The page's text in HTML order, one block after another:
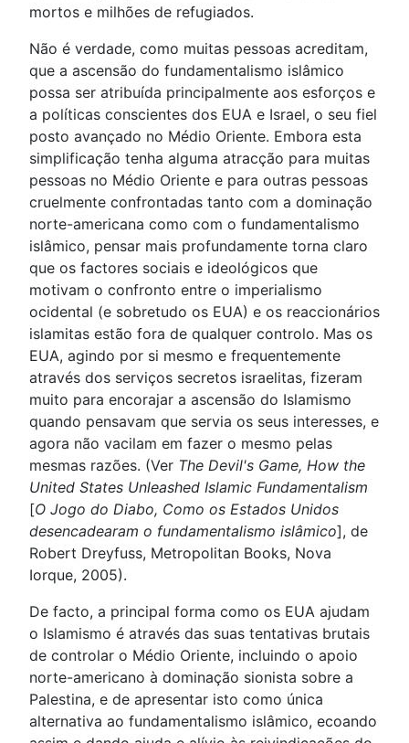
mortos e milhões de refugiados.
Não é verdade, como muitas pessoas acreditam,
que a ascensão do fundamentalismo islâmico
possa ser atribuída principalmente aos esforços e
a políticas conscientes dos EUA e Israel, o seu fiel
posto avançado no Médio Oriente. Embora esta
simplificação tenha alguma atracção para muitas
pessoas no Médio Oriente e para outras pessoas
cruelmente confrontadas tanto com a dominação
norte-americana como com o fundamentalismo
islâmico, pensar mais profundamente torna claro
que os factores sociais e ideológicos que
motivam o confronto entre o imperialismo
ocidental (e sobretudo os EUA) e os reaccionários
islamitas estão fora de qualquer controlo. Mas os
EUA, agindo por si mesmo e frequentemente
através dos serviços secretos israelitas, fizeram
muito para encorajar a ascensão do Islamismo
quando pensavam que servia os seus interesses, e
agora não vacilam em fazer o mesmo pelas
mesmas razões. (Ver The Devil's Game, How the
United States Unleashed Islamic Fundamentalism
[O Jogo do Diabo, Como os Estados Unidos
desencadearam o fundamentalismo islâmico], de
Robert Dreyfuss, Metropolitan Books, Nova
Iorque, 2005).
De facto, a principal forma como os EUA ajudam
o Islamismo é através das suas tentativas brutais
de controlar o Médio Oriente, incluindo o apoio
norte-americano à dominação sionista sobre a
Palestina, e de apresentar isto como única
alternativa ao fundamentalismo islâmico, ecoando